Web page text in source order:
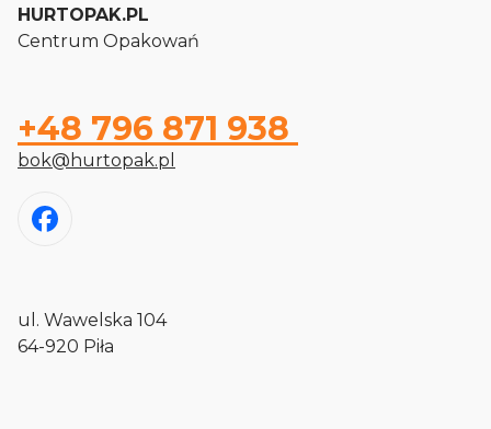
HURTOPAK.PL
Centrum Opakowań
+48 796 871 938
bok@hurtopak.pl
ul. Wawelska 104
64-920 Piła